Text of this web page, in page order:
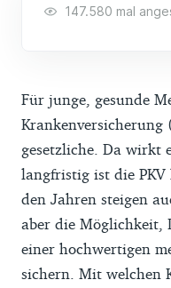
147.580 mal
Für junge, gesunde
Krankenversicherung
gesetzliche. Da wirkt
langfristig ist die
den Jahren steigen
aber die Möglichkeit,
einer hochwertigen
sichern. Mit welchen